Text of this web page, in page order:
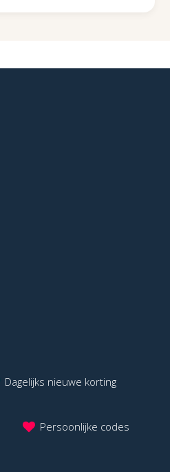
Dagelijks nieuwe korting
Persoonlijke codes